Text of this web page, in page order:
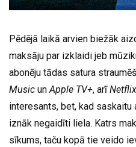
Pēdējā laikā arvien biežāk
maksāju par izklaidi jeb
abonēju tādas satura
Music unApple TV+, arīNetflix
interesants, bet, kad saskaitu
iznāk negaidīti liela. Katrs
sīkums, taču kopā tie veido